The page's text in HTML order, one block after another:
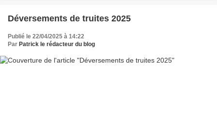
Déversements de truites 2025
Publié le 22/04/2025 à 14:22
Par Patrick le rédacteur du blog